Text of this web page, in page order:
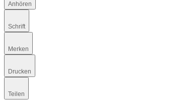
Anhören
Schrift
Merken
Drucken
Teilen